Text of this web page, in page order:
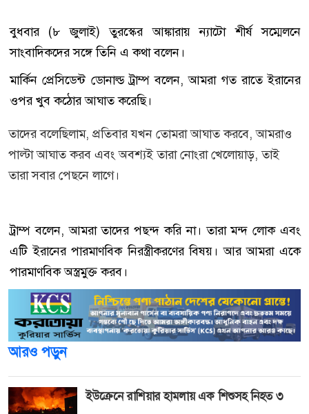
বুধবার (৮ জুলাই) তুরস্কের আঙ্কারায় ন্যাটো শীর্ষ সম্মেলনে
সাংবাদিকদের সঙ্গে তিনি এ কথা বলেন।
মার্কিন প্রেসিডেন্ট ডোনাল্ড ট্রাম্প বলেন, আমরা গত রাতে ইরানের
ওপর খুব কঠোর আঘাত করেছি।
তাদের বলেছিলাম, প্রতিবার যখন তোমরা আঘাত করবে, আমরাও
পাল্টা আঘাত করব এবং অবশ্যই তারা নোংরা খেলোয়াড়, তাই
তারা সবার পেছনে লাগে।
ট্রাম্প বলেন, আমরা তাদের পছন্দ করি না। তারা মন্দ লোক এবং
এটি ইরানের পারমাণবিক নিরস্ত্রীকরণের বিষয়। আর আমরা একে
পারমাণবিক অস্ত্রমুক্ত করব।
আরও পড়ুন
ইউক্রেনে রাশিয়ার হামলায় এক শিশুসহ নিহত ৩